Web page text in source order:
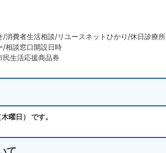
/消費者生活相談/リユースネットひかり/休日診療所
/相談窓口開設日時
民生活応援商品券
木曜日） です。